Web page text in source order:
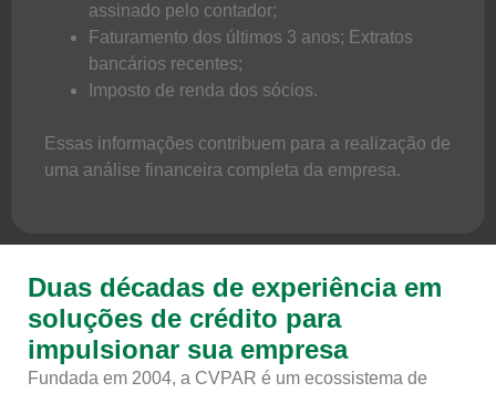
assinado pelo contador;
Faturamento dos últimos 3 anos; Extratos
bancários recentes;
Imposto de renda dos sócios.
Essas informações contribuem para a realização de
uma análise financeira completa da empresa.
Duas décadas de experiência em
soluções de crédito para
impulsionar sua empresa
Fundada em 2004, a CVPAR é um ecossistema de